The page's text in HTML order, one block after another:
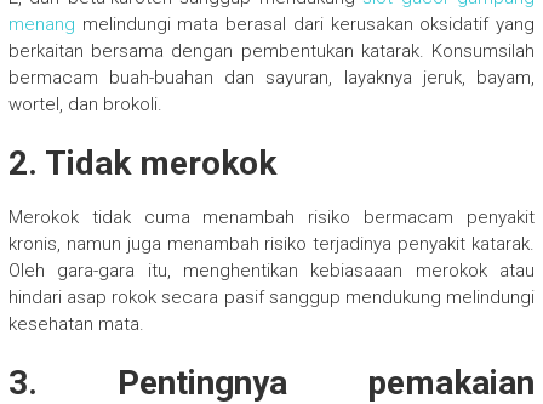
menang melindungi mata berasal dari kerusakan oksidatif yang
berkaitan bersama dengan pembentukan katarak. Konsumsilah
bermacam buah-buahan dan sayuran, layaknya jeruk, bayam,
wortel, dan brokoli.
2. Tidak merokok
Merokok tidak cuma menambah risiko bermacam penyakit
kronis, namun juga menambah risiko terjadinya penyakit katarak.
Oleh gara-gara itu, menghentikan kebiasaaan merokok atau
hindari asap rokok secara pasif sanggup mendukung melindungi
kesehatan mata.
3. Pentingnya pemakaian